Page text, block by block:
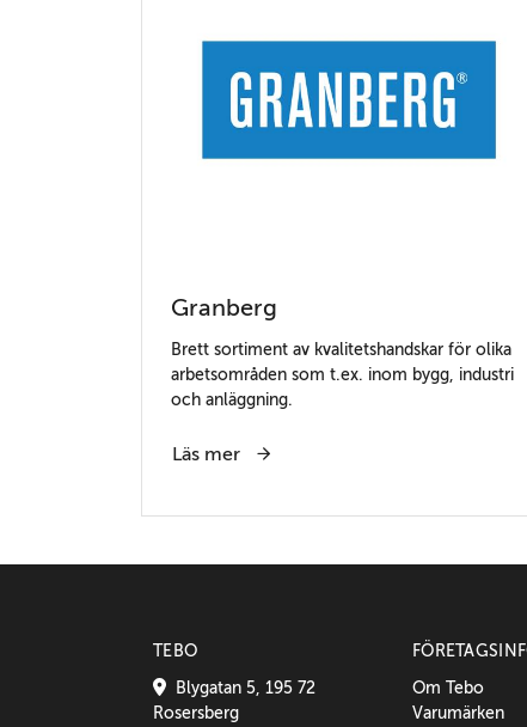
Granberg
Brett sortiment av kvalitetshandskar för olika
arbetsområden som t.ex. inom bygg, industri
och anläggning.
Läs mer
TEBO
Blygatan 5, 195 72
Rosersberg
Om Tebo
Varumärken